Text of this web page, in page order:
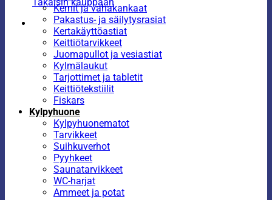
Kernit ja vahakankaat
Pakastus- ja säilytysrasiat
Kertakäyttöastiat
Keittiötarvikkeet
Juomapullot ja vesiastiat
Kylmälaukut
Tarjottimet ja tabletit
Keittiötekstiilit
Fiskars
Kylpyhuone
Kylpyhuonematot
Tarvikkeet
Suihkuverhot
Pyyhkeet
Saunatarvikkeet
WC-harjat
Ammeet ja potat